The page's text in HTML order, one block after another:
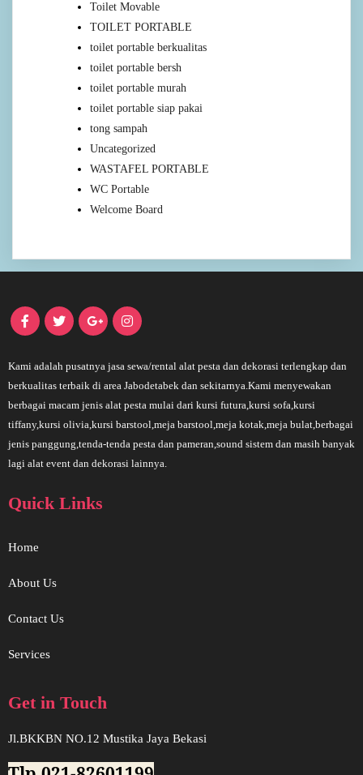
Toilet Movable
TOILET PORTABLE
toilet portable berkualitas
toilet portable bersh
toilet portable murah
toilet portable siap pakai
tong sampah
Uncategorized
WASTAFEL PORTABLE
WC Portable
Welcome Board
Kami adalah pusatnya jasa sewa/rental alat pesta dan dekorasi terlengkap dan
berkualitas terbaik di area Jabodetabek dan sekitarnya.Kami menyewakan
berbagai macam jenis alat pesta mulai dari kursi futura,kursi sofa,kursi
tiffany,kursi olivia,kursi barstool,meja barstool,meja kotak,meja bulat,berbagai
jenis panggung,tenda-tenda pesta dan pameran,sound sistem dan masih banyak
lagi alat event dan dekorasi lainnya.
Quick Links
Home
About Us
Contact Us
Services
Get in Touch
Jl.BKKBN NO.12 Mustika Jaya Bekasi